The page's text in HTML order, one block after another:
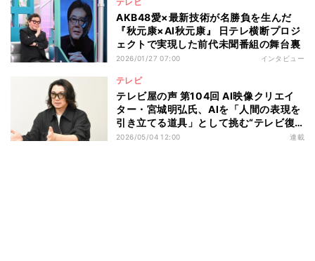
AKB48愛×最新技術が名勝負を生んだ
『秋元康×AI秋元康』 日テレ横断プロジ
ェクトで実現した前代未聞番組の舞台裏
2026/01/27 07:00 インタビュー
テレビ
テレビ屋の声 第104回 AI映像クリエイ
ター・宮城明弘氏、AIを「人間の表現を
引き立てる道具」として挑む“テレビ復
権”と“新ジャンル確立”
2026/05/04 12:00 連載